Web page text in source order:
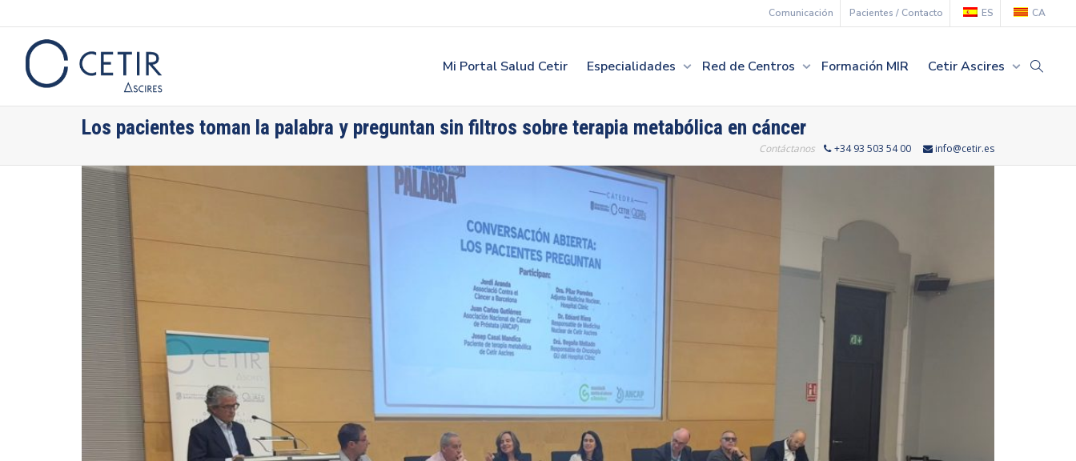
Comunicación Pacientes / Contacto ES CA
Mi Portal Salud Cetir Especialidades Red de Centros Formación MIR Cetir Ascires
Los pacientes toman la palabra y preguntan sin filtros sobre terapia metabólica en cáncer
Contáctanos +34 93 503 54 00 info@cetir.es